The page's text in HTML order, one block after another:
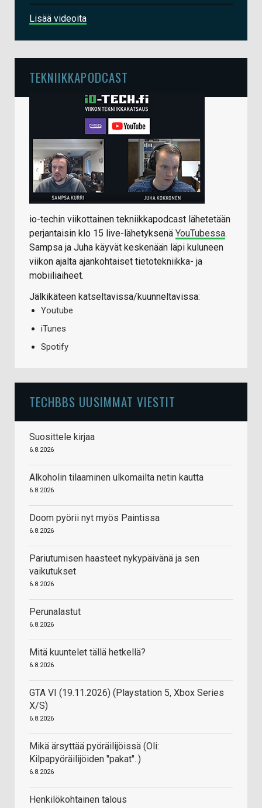
Lisää videoita
TEKNIIKKAPODCAST
io-techin viikottainen tekniikkapodcast lähetetään
perjantaisin klo 15 live-lähetyksenä YouTubessa.
Sampsa ja Juha käyvät keskenään läpi kuluneen
viikon ajalta ajankohtaiset tietotekniikka- ja
mobiiliaiheet.
Jälkikäteen katseltavissa/kuunneltavissa:
Youtube
iTunes
Spotify
TECHBBS UUSIMMAT VIESTIT
Suosittele kirjaa
6.8.2026
Alkoholin tilaaminen ulkomailta netin kautta
6.8.2026
Doom pyörii nyt myös Paintissa
6.8.2026
Pariutumisen haasteet nykypäivänä ja sen
vaikutukset
6.8.2026
Perunalastut
6.8.2026
Mitä kuuntelet tällä hetkellä?
6.8.2026
GTA VI (19.11.2026) (Playstation 5, Xbox Series
X/S)
6.8.2026
Mikä ärsyttää pyöräilijöissä (Oli:
Kilpapyöräilijöiden "pakat"..)
6.8.2026
Henkilökohtainen talous